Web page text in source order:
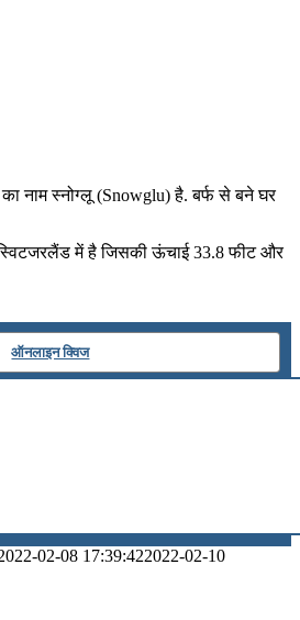
नाम स्नोग्लू (Snowglu) है. बर्फ से बने घर
में है जिसकी ऊंचाई 33.8 फीट और
ऑनलाइन क्विज
02-08 17:39:422022-02-10